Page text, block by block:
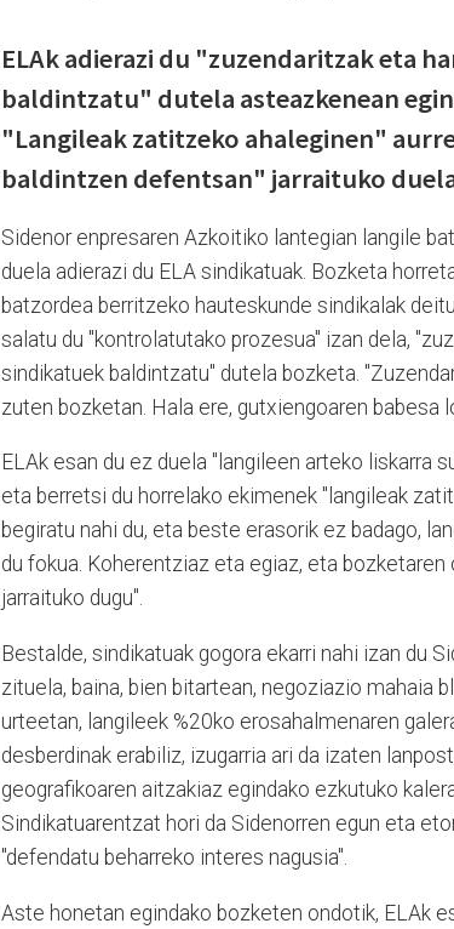
ELAk adierazi du "zuzendaritzak eta
baldintzatu" dutela asteazkenean
"Langileak zatitzeko ahaleginen"
baldintzen defentsan" jarraituko
Sidenor enpresaren Azkoitiko lantegian langile
duela adierazi du ELA sindikatuak. Bozketa
batzordea berritzeko hauteskunde sindikalak
salatu du "kontrolatutako prozesua" izan dela,
sindikatuek baldintzatu" dutela bozketa.
zuten bozketan. Hala ere, gutxiengoaren babesa
ELAk esan du ez duela "langileen arteko liskarra
eta berretsi du horrelako ekimenek "langileak
begiratu nahi du, eta beste erasorik ez badago,
du fokua. Koherentziaz eta egiaz, eta bozketaren
jarraituko dugu".
Bestalde, sindikatuak gogora ekarri nahi izan du
zituela, baina, bien bitartean, negoziazio mahaia
urteetan, langileek %20ko erosahalmenaren
desberdinak erabiliz, izugarria ari da izaten
geografikoaren aitzakiaz egindako ezkutuko
Sindikatuarentzat hori da Sidenorren egun eta
"defendatu beharreko interes nagusia".
Aste honetan egindako bozketen ondotik, ELAk